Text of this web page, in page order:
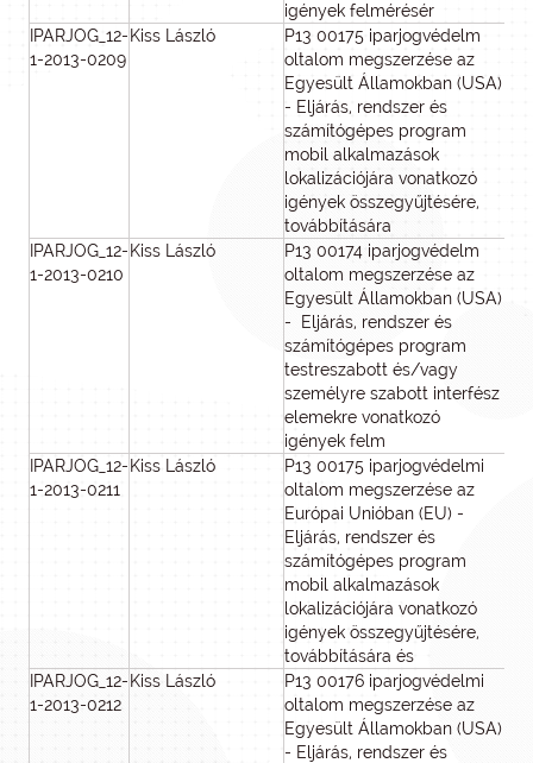
igények felmérésér
IPARJOG_12-
1-2013-0209
Kiss László
P13 00175 iparjogvédelm
oltalom megszerzése az
Egyesült Államokban (USA)
- Eljárás, rendszer és
számítógépes program
mobil alkalmazások
lokalizációjára vonatkozó
igények összegyűjtésére,
továbbítására
IPARJOG_12-
1-2013-0210
Kiss László
P13 00174 iparjogvédelm
oltalom megszerzése az
Egyesült Államokban (USA)
- Eljárás, rendszer és
számítógépes program
testreszabott és/vagy
személyre szabott interfész
elemekre vonatkozó
igények felm
IPARJOG_12-
1-2013-0211
Kiss László
P13 00175 iparjogvédelmi
oltalom megszerzése az
Európai Unióban (EU) -
Eljárás, rendszer és
számítógépes program
mobil alkalmazások
lokalizációjára vonatkozó
igények összegyűjtésére,
továbbítására és
IPARJOG_12-
1-2013-0212
Kiss László
P13 00176 iparjogvédelmi
oltalom megszerzése az
Egyesült Államokban (USA)
- Eljárás, rendszer és